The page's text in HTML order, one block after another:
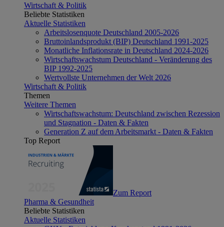
Wirtschaft & Politik
Beliebte Statistiken
Aktuelle Statistiken
Arbeitslosenquote Deutschland 2005-2026
Bruttoinlandsprodukt (BIP) Deutschland 1991-2025
Monatliche Inflationsrate in Deutschland 2024-2026
Wirtschaftswachstum Deutschland - Veränderung des
BIP 1992-2025
Wertvollste Unternehmen der Welt 2026
Wirtschaft & Politik
Themen
Weitere Themen
Wirtschaftswachstum: Deutschland zwischen Rezession
und Stagnation - Daten & Fakten
Generation Z auf dem Arbeitsmarkt - Daten & Fakten
Top Report
Zum Report
Pharma & Gesundheit
Beliebte Statistiken
Aktuelle Statistiken